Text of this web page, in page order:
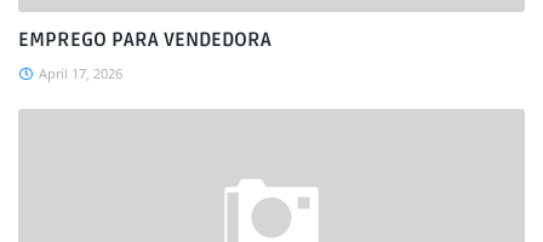
EMPREGO PARA VENDEDORA
April 17, 2026